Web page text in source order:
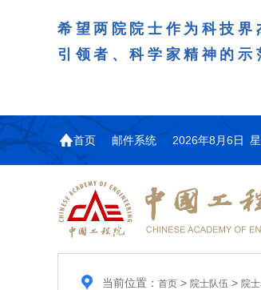
希望两院院士作为科技
引领者、科学家精神的示
首页 邮件系统 2026年8月6日
当前位置： 首页> 院士队伍 > 院